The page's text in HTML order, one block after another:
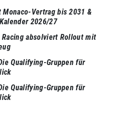
Monaco-Vertrag bis 2031 &
2026/27
Racing absolviert Rollout mit
Qualifying-Gruppen für
Qualifying-Gruppen für